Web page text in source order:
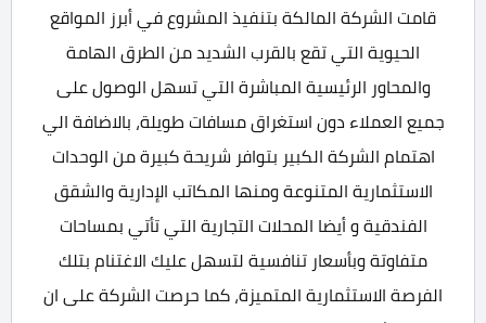
قامت الشركة المالكة بتنفيذ المشروع في أبرز المواقع
الحيوية التي تقع بالقرب الشديد من الطرق الهامة
والمحاور الرئيسية المباشرة التي تسهل الوصول على
جميع العملاء دون استغراق مسافات طويلة، بالاضافة الي
اهتمام الشركة الكبير بتوافر شريحة كبيرة من الوحدات
الاستثمارية المتنوعة ومنها المكاتب الإدارية والشقق
الفندقية و أيضا المحلات التجارية التي تأتي بمساحات
متفاوتة وبأسعار تنافسية لتسهل عليك الاغتنام بتلك
الفرصة الاستثمارية المتميزة، كما حرصت الشركة على ان